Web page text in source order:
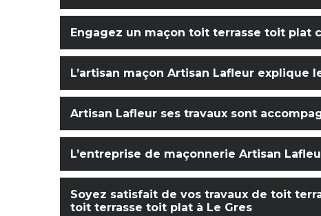
Engagez un maçon toit terrasse toit plat
L’artisan maçon Artisan Lafleur explique
Artisan Lafleur ses travaux sont
L’entreprise de maçonnerie Artisan
Soyez satisfait de vos travaux de toit
toit terrasse toit plat à Le Gres